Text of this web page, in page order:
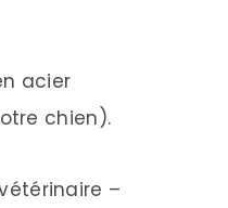
acier
chien).
–